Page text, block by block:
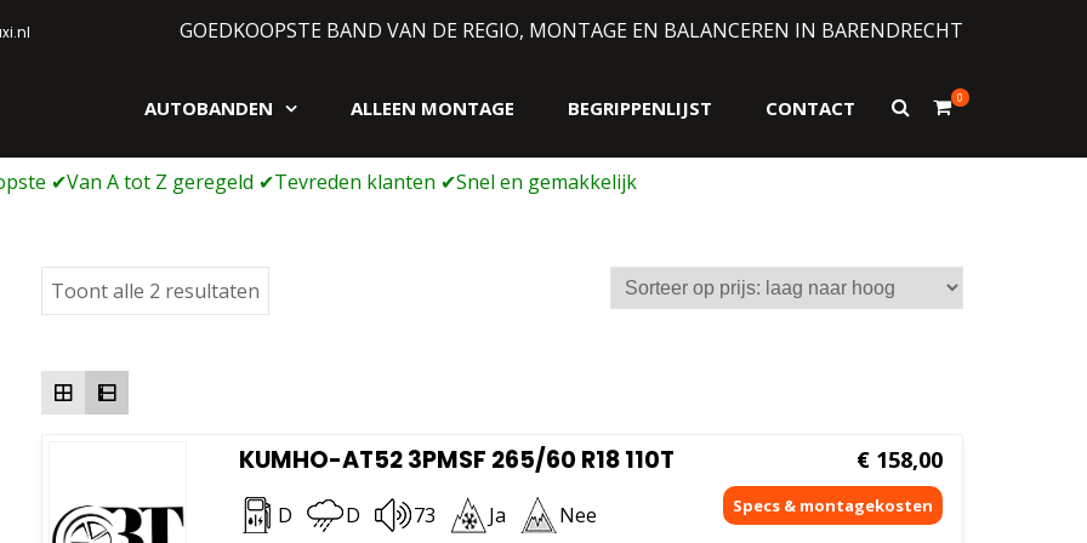
GOEDKOOPSTE BAND VAN DE REGIO, MONTAGE EN BALANCEREN IN BARENDRECHT
AUTOBANDEN ALLEEN MONTAGE BEGRIPPENLIJST CONTACT
Toon
0
Toont alle 2 resultaten
op
KUMHO-AT52 3PMSF 265/60 R18 110T
D D 73 Ja Nee
€ 158,00